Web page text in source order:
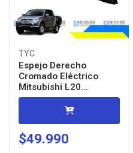
TYC
Espejo Derecho
Cromado Eléctrico
Mitsubishi L20...
$49.990